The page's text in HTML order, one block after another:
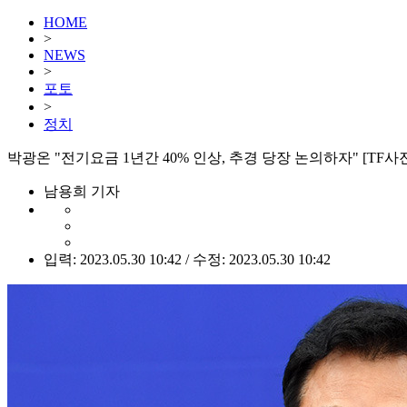
HOME
>
NEWS
>
포토
>
정치
박광온 "전기요금 1년간 40% 인상, 추경 당장 논의하자" [TF사
남용희 기자
입력: 2023.05.30 10:42 / 수정: 2023.05.30 10:42